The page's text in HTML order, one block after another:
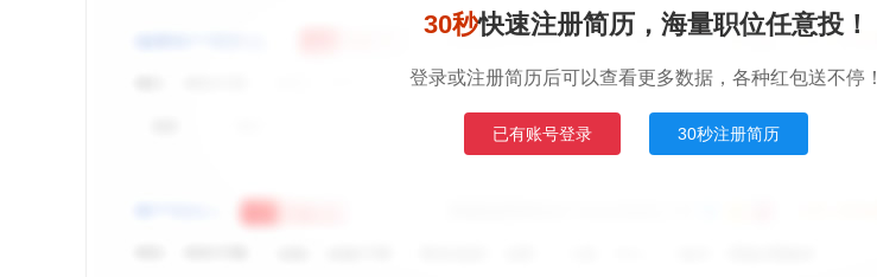
30秒快速注册简历，海量职位任意投！
登录或注册简历后可以查看更多数据，各种红包送不停！
已有账号登录 30秒注册简历